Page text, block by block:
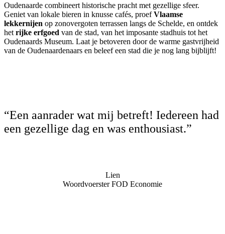
Oudenaarde combineert historische pracht met gezellige sfeer.
Geniet van lokale bieren in knusse cafés, proefVlaamse
lekkernijen op zonovergoten terrassen langs de Schelde, en ontdek
het rijke erfgoed van de stad, van het imposante stadhuis tot het
Oudenaards Museum. Laat je betoveren door de warme gastvrijheid
van de Oudenaardenaars en beleef een stad die je nog lang bijblijft!
“Een aanrader wat mij betreft! Iedereen had
een gezellige dag en was enthousiast.”
Lien
Woordvoerster FOD Economie